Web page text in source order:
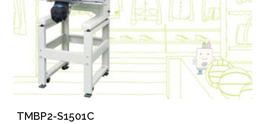
TMBP2-S1501C